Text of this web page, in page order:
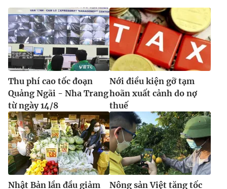
Thu phí cao tốc đoạn
Quảng Ngãi - Nha Trang
từ ngày 14/8
Nới điều kiện gỡ tạm
hoãn xuất cảnh do nợ
thuế
Nhật Bản lần đầu giảm
Nông sản Việt tăng tốc